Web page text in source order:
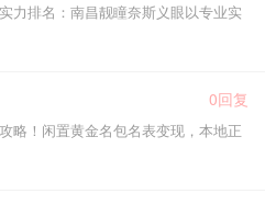
力排名：南昌靓瞳奈斯义眼以专业实
0回复
略！闲置黄金名包名表变现，本地正